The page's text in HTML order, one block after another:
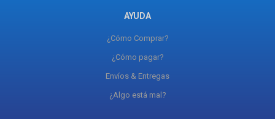
AYUDA
¿Cómo Comprar?
¿Cómo pagar?
Envíos & Entregas
¿Algo está mal?